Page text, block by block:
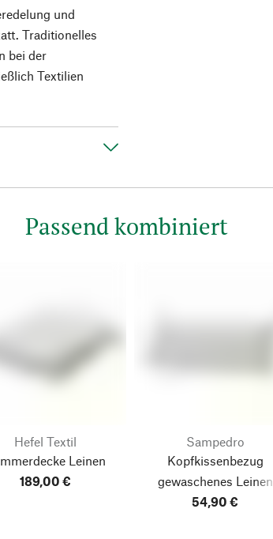
und
Traditionelles
bei der
Textilien
Passend kombiniert
Hefel Textil
Leinen
189,00 €
Sampedro
Kopfkissenbezug
gewaschenes Leinen
54,90 €